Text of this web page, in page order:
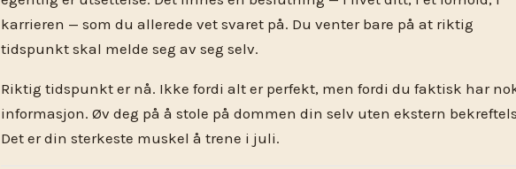
karrieren — som du allerede vet svaret på. Du venter bare på at riktig
tidspunkt skal melde seg av seg selv.
Riktig tidspunkt er nå. Ikke fordi alt er perfekt, men fordi du faktisk har
informasjon. Øv deg på å stole på dommen din selv uten ekstern
Det er din sterkeste muskel å trene i juli.